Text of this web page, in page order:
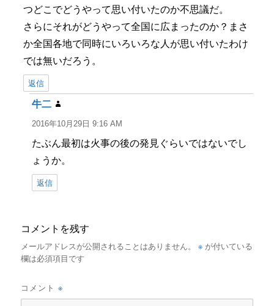
つどこでどうやって思い付いたのか不思議だ。
さらにそれがどうやって全国に広まったのか？まさ
か全国各地で同時にいろいろな人が思い付いたわけ
では無いだろう。
返信
牛二
り:
2016年10月29日 9:16 AM
たぶん最初は火事の後の発見ぐらいではないでし
ょうか。
返信
コメントを残す
メールアドレスが公開されることはありません。 ※ が付いている
欄は必須項目です
コメント※